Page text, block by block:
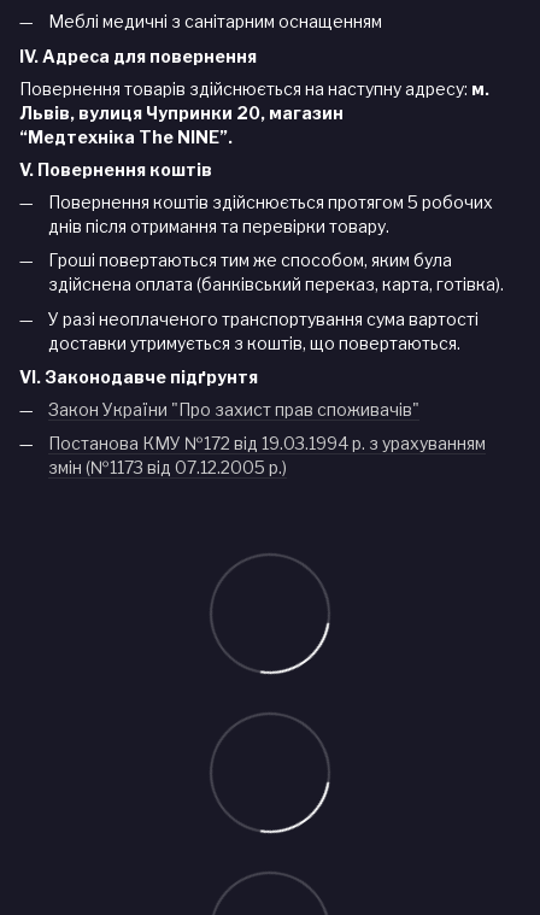
Меблі медичні з санітарним оснащенням
IV. Адреса для повернення
Повернення товарів здійснюється на наступну адресу: м.
Львів, вулиця Чупринки 20, магазин
“Медтехніка The NINE”.
V. Повернення коштів
Повернення коштів здійснюється протягом 5 робочих
днів після отримання та перевірки товару.
Гроші повертаються тим же способом, яким була
здійснена оплата (банківський переказ, карта, готівка).
У разі неоплаченого транспортування сума вартості
доставки утримується з коштів, що повертаються.
VI. Законодавче підґрунтя
Закон України "Про захист прав споживачів"
Постанова КМУ №172 від 19.03.1994 р. з урахуванням
змін (№1173 від 07.12.2005 р.)